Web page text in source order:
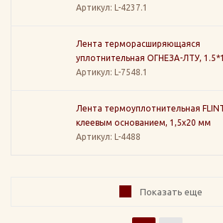
Артикул: L-4237.1
Лента терморасширяющаяся
уплотнительная ОГНЕЗА-ЛТУ,
Артикул: L-7548.1
Лента термоуплотнительная
клеевым основанием, 1,5х20 мм
Артикул: L-4488
Показать еще